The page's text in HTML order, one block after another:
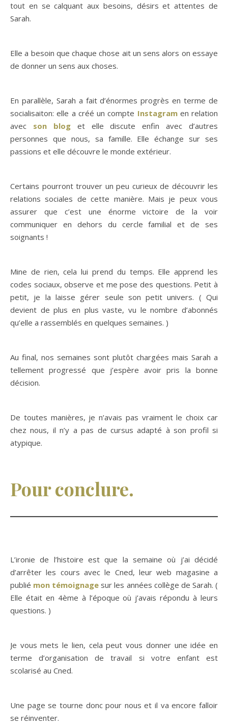
tout en se calquant aux besoins, désirs et attentes de
Sarah.
Elle a besoin que chaque chose ait un sens alors on essaye
de donner un sens aux choses.
En parallèle, Sarah a fait d’énormes progrès en terme de
socialisaiton: elle a créé un compte Instagram en relation
avec son blog
et elle discute enfin avec d’autres
personnes que nous, sa famille. Elle échange sur ses
passions et elle découvre le monde extérieur.
Certains pourront trouver un peu curieux de découvrir les
relations sociales de cette manière. Mais je peux vous
assurer que c’est une énorme victoire de la voir
communiquer en dehors du cercle familial et de ses
soignants !
Mine de rien, cela lui prend du temps. Elle apprend les
codes sociaux, observe et me pose des questions. Petit à
petit, je la laisse gérer seule son petit univers. ( Qui
devient de plus en plus vaste, vu le nombre d’abonnés
qu’elle a rassemblés en quelques semaines. )
Au final, nos semaines sont plutôt chargées mais Sarah a
tellement progressé que j’espère avoir pris la bonne
décision.
De toutes manières, je n’avais pas vraiment le choix car
chez nous, il n’y a pas de cursus adapté à son profil si
atypique.
Pour conclure.
L’ironie de l’histoire est que la semaine où j’ai décidé
d’arrêter les cours avec le Cned, leur web magasine a
publié mon témoignage sur les années collège de Sarah. (
Elle était en 4ème à l’époque où j’avais répondu à leurs
questions. )
Je vous mets le lien, cela peut vous donner une idée en
terme d’organisation de travail si votre enfant est
scolarisé au Cned.
Une page se tourne donc pour nous et il va encore falloir
se réinventer.